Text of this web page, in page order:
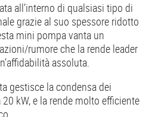
all’interno di qualsiasi tipo di
grazie al suo spessore ridotto
mini pompa vanta un
rumore che la rende leader
assoluta.
gestisce la condensa dei
kW, e la rende molto efficiente